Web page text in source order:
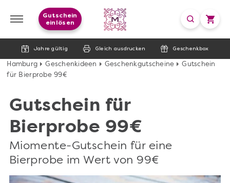
Jahre gültig Gleich ausdrucken Geschenkbox
Gutschein
einlösen
Hamburg Geschenkideen Geschenkgutscheine
Gutschein
für Bierprobe 99€
Gutschein für
Bierprobe 99€
Miomente-Gutschein für eine
Bierprobe im Wert von 99€